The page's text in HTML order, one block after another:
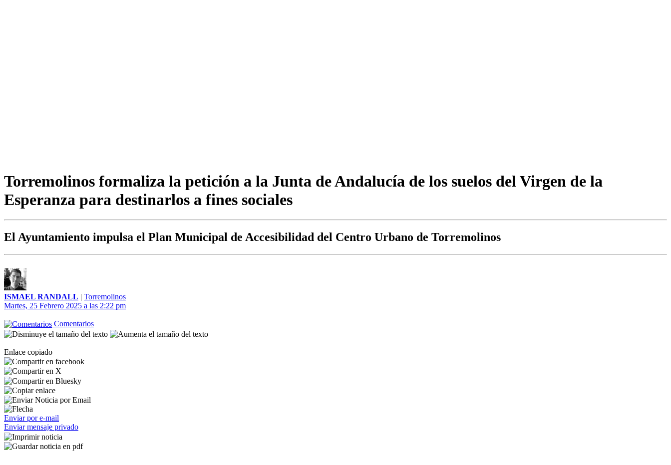
Torremolinos formaliza la petición a la Junta de Andalucía de los suelos del Virgen de la
Esperanza para destinarlos a fines sociales
El Ayuntamiento impulsa el Plan Municipal de Accesibilidad del Centro Urbano de Torremolinos
ISMAEL RANDALL | Torremolinos
Martes, 25 Febrero 2025 a las 2:22 pm
Comentarios
Enlace copiado
Enviar por e-mail
Enviar mensaje privado